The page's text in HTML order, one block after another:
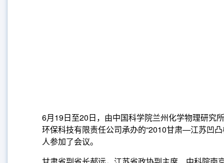
6月19日至20日，由中国科学院兰州化学物理研究
环保科技有限责任公司承办的“2010甘肃—江苏凹
人参加了会议。